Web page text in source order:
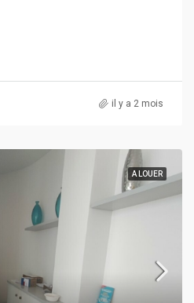
il y a 2 mois
A LOUER